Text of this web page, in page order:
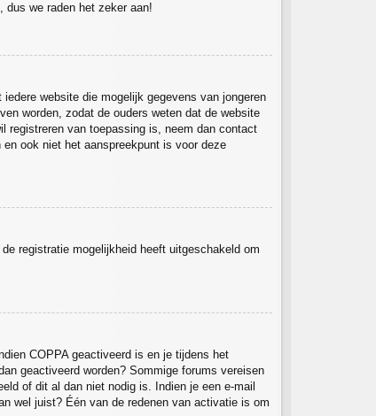
dus we raden het zeker aan!
website die mogelijk gegevens van jongeren
worden, zodat de ouders weten dat de website
registreren van toepassing is, neem dan contact
ook niet het aanspreekpunt is voor deze
registratie mogelijkheid heeft uitgeschakeld om
COPPA geactiveerd is en je tijdens het
geactiveerd worden? Sommige forums vereisen
of dit al dan niet nodig is. Indien je een e-mail
wel juist? Één van de redenen van activatie is om